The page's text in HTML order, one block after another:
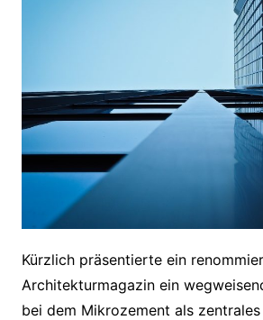
Kürzlich präsentierte ein
Architekturmagazin ein
bei dem Mikrozement als zentrales